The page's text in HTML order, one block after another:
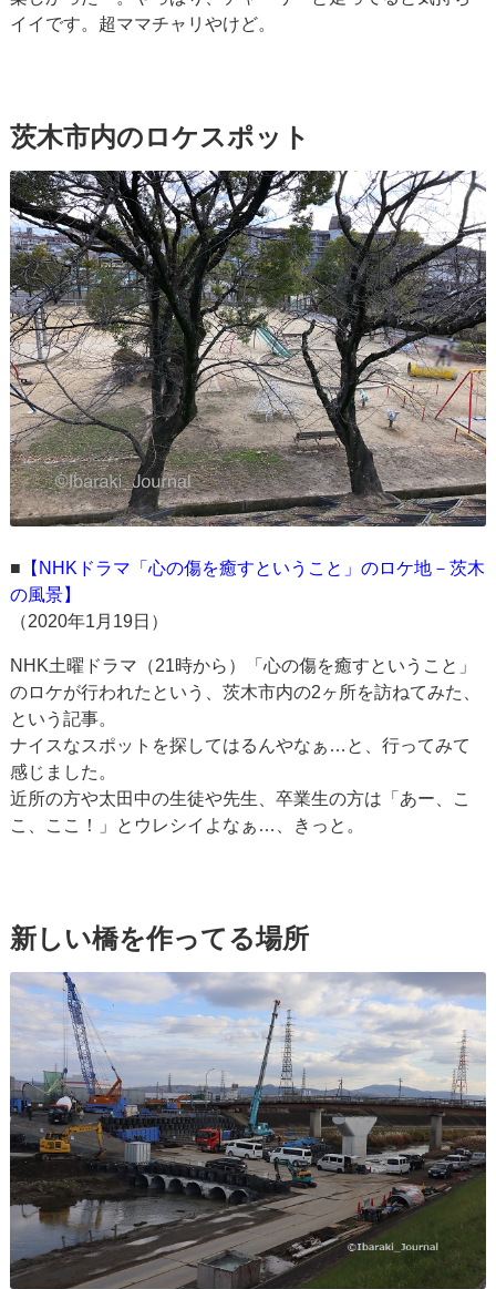
イイです。超ママチャリやけど。
茨木市内のロケスポット
■ 【NHKドラマ「心の傷を癒すということ」のロケ地－茨木
の風景】
（2020年1月19日）
NHK土曜ドラマ（21時から）「心の傷を癒すということ」
のロケが行われたという、茨木市内の2ヶ所を訪ねてみた、
という記事。
ナイスなスポットを探してはるんやなぁ…と、行ってみて
感じました。
近所の方や太田中の生徒や先生、卒業生の方は「あー、こ
こ、ここ！」とウレシイよなぁ…、きっと。
新しい橋を作ってる場所